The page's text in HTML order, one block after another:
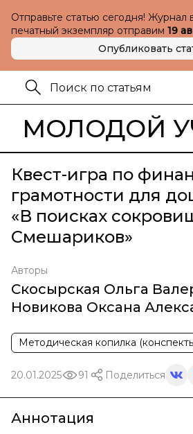
Отправьте статью сегодня! Журнал
печатный экземпляр отправим 19
Опубликовать
МОЛОДОЙ
Квест-игра по
грамотности для
«В поисках
Смешариков»
Авторы
Скосырская Ольга
Новикова Оксана
Методическая копилка
20.01.2025 91 Поделиться
Аннотация